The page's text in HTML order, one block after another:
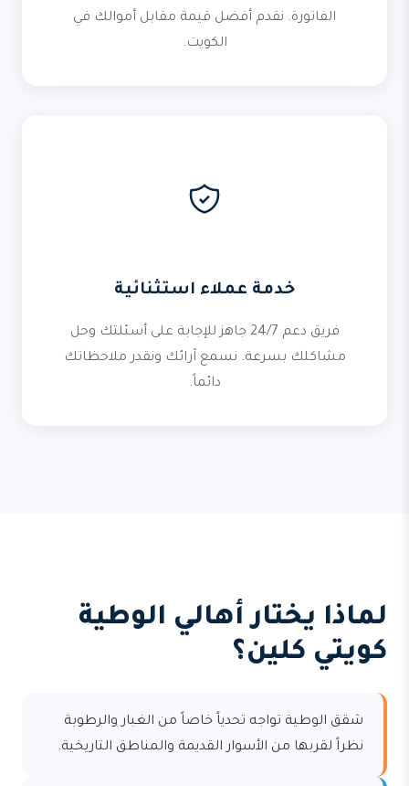
الفاتورة. نقدم أفضل قيمة مقابل أموالك في
الكويت.
خدمة عملاء استثنائية
فريق دعم 24/7 جاهز للإجابة على أسئلتك وحل
مشاكلك بسرعة. نسمع آرائك ونقدر ملاحظاتك
دائماً.
لماذا يختار أهالي الوطية
كويتي كلين؟
شقق الوطية تواجه تحدياً خاصاً من الغبار والرطوبة
نظراً لقربها من الأسوار القديمة والمناطق التاريخية.